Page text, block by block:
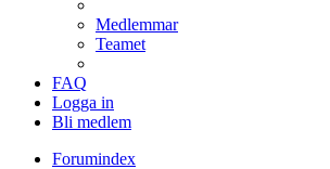
Medlemmar
Teamet
FAQ
Logga in
Bli medlem
Forumindex